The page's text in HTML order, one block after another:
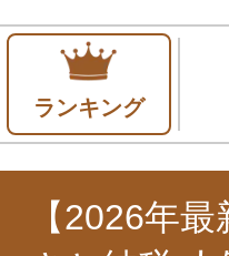
ランキング
【2026年